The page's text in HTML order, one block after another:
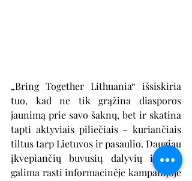
„Bring Together Lithuania“ išsiskiria
tuo, kad ne tik grąžina diasporos
jaunimą prie savo šaknų, bet ir skatina
tapti aktyviais piliečiais – kuriančiais
tiltus tarp Lietuvos ir pasaulio. Daugiau
įkvepiančių buvusių dalyvių istorijų
galima rasti informacinėje kampanijoje